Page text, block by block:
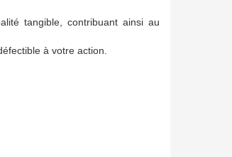
tangible, contribuant ainsi au
à votre action.